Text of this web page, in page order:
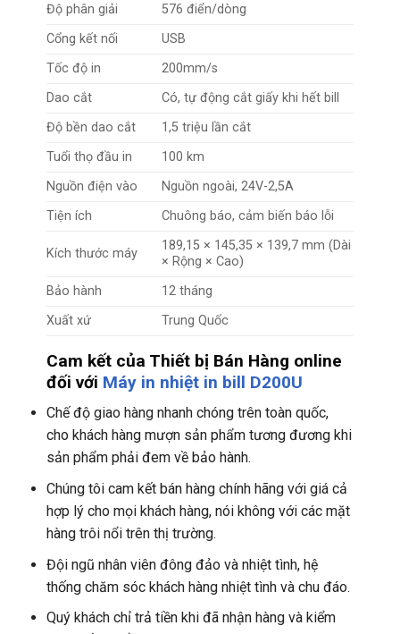
Độ phân giải
576 điển/dòng
Cổng kết nối
USB
Tốc độ in
200mm/s
Dao cắt
Có, tự động cắt giấy khi hết bill
Độ bền dao cắt
1,5 triệu lần cắt
Tuổi thọ đầu in
100 km
Nguồn điện vào
Nguồn ngoài, 24V-2,5A
Tiện ích
Chuông báo, cảm biến báo lỗi
Kích thước máy
189,15 × 145,35 × 139,7 mm (Dài
× Rộng × Cao)
Bảo hành
12 tháng
Xuất xứ
Trung Quốc
Cam kết của Thiết bị Bán Hàng online
đối với Máy in nhiệt in bill D200U
Chế độ giao hàng nhanh chóng trên toàn quốc,
cho khách hàng mượn sản phẩm tương đương khi
sản phẩm phải đem về bảo hành.
Chúng tôi cam kết bán hàng chính hãng với giá cả
hợp lý cho mọi khách hàng, nói không với các mặt
hàng trôi nổi trên thị trường.
Đội ngũ nhân viên đông đảo và nhiệt tình, hệ
thống chăm sóc khách hàng nhiệt tình và chu đáo.
Quý khách chỉ trả tiền khi đã nhận hàng và kiểm